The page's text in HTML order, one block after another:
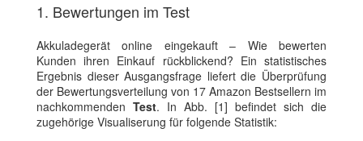
1. Bewertungen im Test
Akkuladegerät online eingekauft – Wie bewerten
Kunden ihren Einkauf rückblickend? Ein statistisches
Ergebnis dieser Ausgangsfrage liefert die Überprüfung
der Bewertungsverteilung von 17 Amazon Bestsellern im
nachkommenden Test. In Abb. [1] befindet sich die
zugehörige Visualiserung für folgende Statistik: